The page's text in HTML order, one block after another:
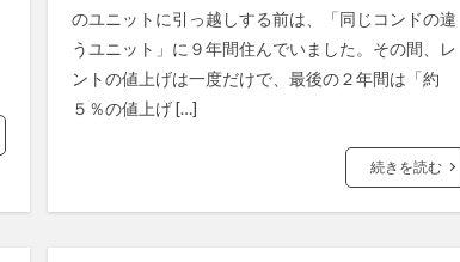
のユニットに引っ越しする前は、「同じコンドの違
うユニット」に９年間住んでいました。その間、レ
ントの値上げは一度だけで、最後の２年間は「約
５％の値上げ […]
続きを読む